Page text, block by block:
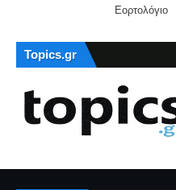
Εορτολόγιο
Topics.gr